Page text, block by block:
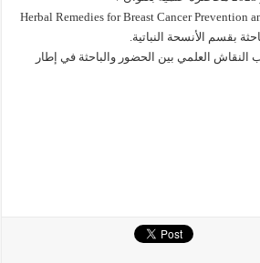
Herbal Remedies for Breast Cancer Prevention
بقسم الأنسحة النباتية.
العلمي بين الحضور والباحثة في إطار